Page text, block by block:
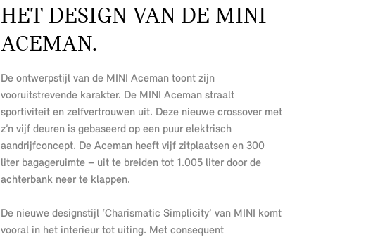
HET DESIGN VAN DE MINI
ACEMAN.
De ontwerpstijl van de MINI Aceman toont zijn
vooruitstrevende karakter. De MINI Aceman straalt
sportiviteit en zelfvertrouwen uit. Deze nieuwe crossover met
z’n vijf deuren is gebaseerd op een puur elektrisch
aandrijfconcept. De Aceman heeft vijf zitplaatsen en 300
liter bagageruimte – uit te breiden tot 1.005 liter door de
achterbank neer te klappen.
De nieuwe designstijl ‘Charismatic Simplicity’ van MINI komt
vooral in het interieur tot uiting. Met consequent